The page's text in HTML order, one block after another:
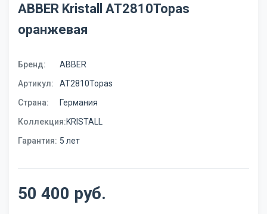
ABBER Kristall AT2810Topas
оранжевая
Бренд:
ABBER
Артикул:
AT2810Topas
Страна:
Германия
Коллекция:KRISTALL
Гарантия: 5 лет
50 400 руб.